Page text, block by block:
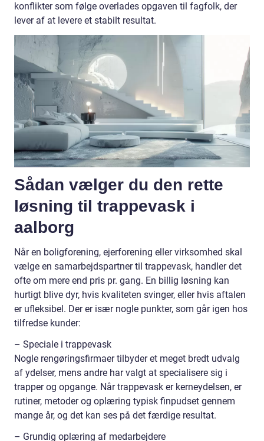
konflikter som følge overlades opgaven til fagfolk, der
lever af at levere et stabilt resultat.
Sådan vælger du den rette
løsning til trappevask i
aalborg
Når en boligforening, ejerforening eller virksomhed skal
vælge en samarbejdspartner til trappevask, handler det
ofte om mere end pris pr. gang. En billig løsning kan
hurtigt blive dyr, hvis kvaliteten svinger, eller hvis aftalen
er ufleksibel. Der er især nogle punkter, som går igen hos
tilfredse kunder:
– Speciale i trappevask
Nogle rengøringsfirmaer tilbyder et meget bredt udvalg
af ydelser, mens andre har valgt at specialisere sig i
trapper og opgange. Når trappevask er kerneydelsen, er
rutiner, metoder og oplæring typisk finpudset gennem
mange år, og det kan ses på det færdige resultat.
– Grundig oplæring af medarbejdere